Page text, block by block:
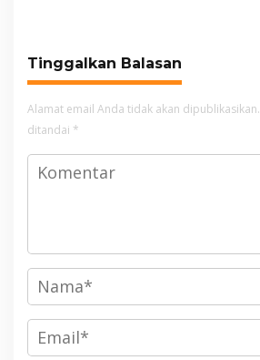
Tinggalkan Balasan
Alamat email Anda tidak akan dipublikasikan.
ditandai *